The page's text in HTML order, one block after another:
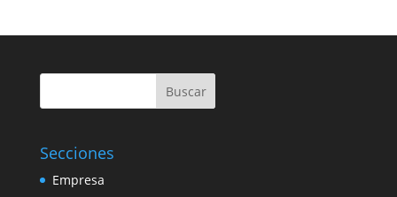
Buscar
Secciones
Empresa